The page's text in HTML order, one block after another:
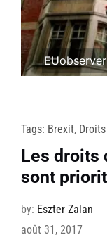
EUobserver
Tags: Brexit,
Les droits
sont
by: Eszter Zalan
août 31, 2017